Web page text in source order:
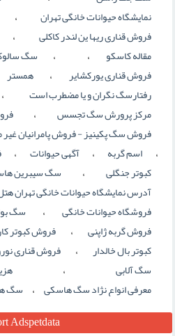
نمایشگاه حیوانات خانگی تهران ،
فروش قناری ریها ین لندر کاکلی ،
مقاله کاسکو ، ، سگ
فروش قناری یورکشایر ، همستر
رفتارسگ نگران و یا مضطرب است
مرکز پرورش سگ تجسس ،
فروش سگ پكينيز - فروش پامرانیان غیر
، اسم گربه ، آگهی حیوانات ،
کبوتر جنگلی ، سگ سیبرین
آدرس نمایشگاه حیوانات خانگی تهران
فروشگاه حیوانات خانگی ، سگ
فروش گربه ژاپنی ، فروش کبوتر
کبوتر بال خالدار ، فروش قناري
سگ آلابی ،
معرفی انواع نژاد سگ هاسکی ، سگ
Adspetdata